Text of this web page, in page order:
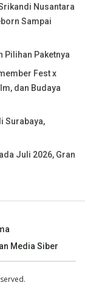
Nusantara
Sampai
Pilihan Paketnya
Fest x
dan Budaya
Surabaya,
Juli 2026, Gran
Media Siber